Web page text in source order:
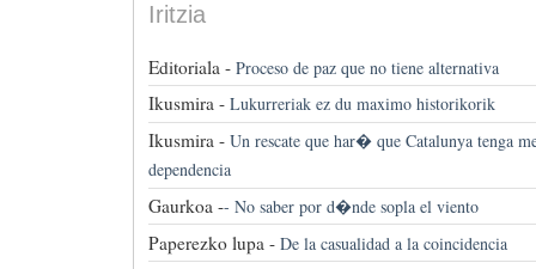
Iritzia
Editoriala - Proceso de paz que no tiene alternativa
Ikusmira - Lukurreriak ez du maximo historikorik
Ikusmira - Un rescate que har� que Catalunya tenga
dependencia
Gaurkoa -- No saber por d�nde sopla el viento
Paperezko lupa - De la casualidad a la coincidencia